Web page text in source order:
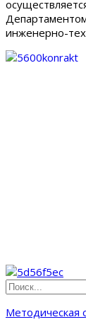
инженерно-
Методическая